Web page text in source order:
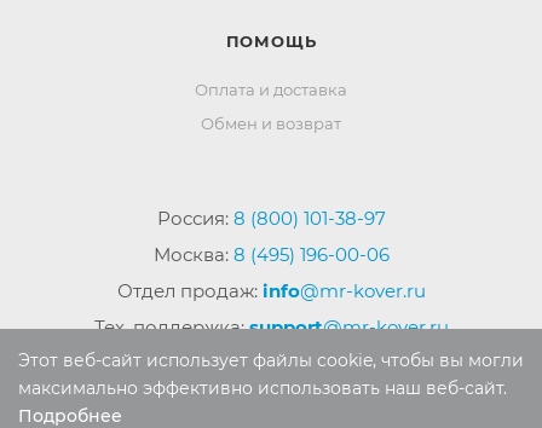
ПОМОЩЬ
Оплата и доставка
Обмен и возврат
Россия: 8 (800) 101-38-97
Москва: 8 (495) 196-00-06
Отдел продаж: info@mr-kover.ru
Тех. поддержка:support@mr-kover.ru
Этот веб-сайт использует файлы cookie, чтобы вы могли
максимально эффективно использовать наш веб-сайт.
Подробнее